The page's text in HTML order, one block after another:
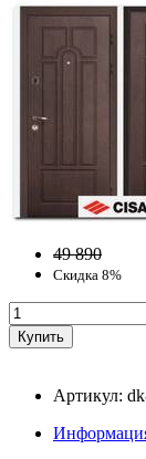
49 890
Скидка 8%
Артикул: